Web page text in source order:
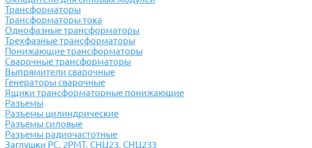
Трансформаторы
Трансформаторы тока
Однофазные трансформаторы
Трехфазные трансформаторы
Понижающие трансформаторы
Сварочные трансформаторы
Выпрямители сварочные
Генераторы сварочные
Ящики трансформаторные понижающие
Разъемы
Разъемы цилиндрические
Разъемы силовые
Разъемы радиочастотные
Заглушки РС, 2РМТ, СНЦ23, СНЦ233